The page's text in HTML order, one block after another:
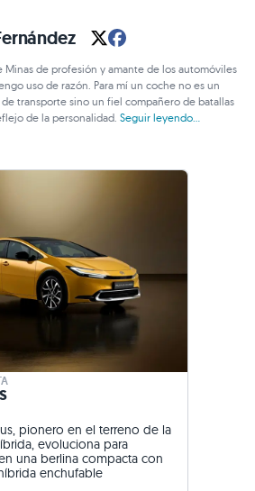
Minas de profesión y amante de los automóviles
uso de razón. Para mí un coche no es un
transporte sino un fiel compañero de batallas
de la personalidad.Seguir leyendo...
pionero en el terreno de la
evoluciona para
una berlina compacta con
enchufable